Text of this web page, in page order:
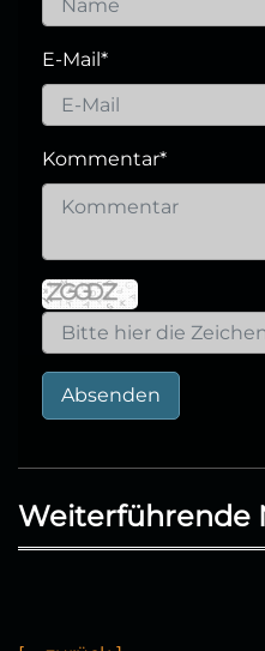
E-Mail*
Kommentar*
Absenden
Weiterführende